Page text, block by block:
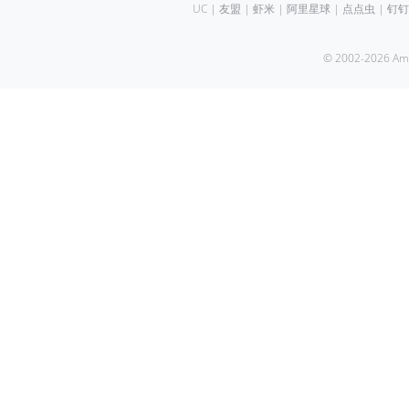
UC| 友盟 | 虾米 | 阿里星球| 点点虫 | 钉钉
© 2002-2026